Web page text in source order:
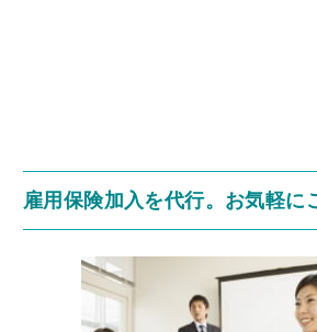
雇用保険加入を代行。お気軽に